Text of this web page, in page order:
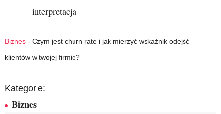
interpretacja
Biznes - Czym jest churn rate i jak mierzyć wskaźnik odejść
klientów w twojej firmie?
Kategorie:
Biznes